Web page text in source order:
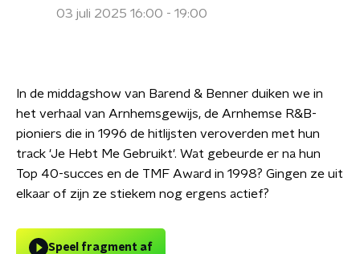
03 juli 2025 16:00 - 19:00
In de middagshow van Barend & Benner duiken we in
het verhaal van Arnhemsgewijs, de Arnhemse R&B-
pioniers die in 1996 de hitlijsten veroverden met hun
track 'Je Hebt Me Gebruikt'. Wat gebeurde er na hun
Top 40-succes en de TMF Award in 1998? Gingen ze uit
elkaar of zijn ze stiekem nog ergens actief?
Speel fragment af